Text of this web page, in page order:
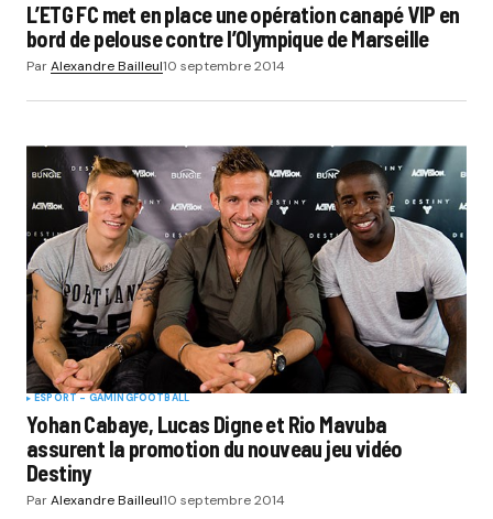
L’ETG FC met en place une opération canapé VIP en
bord de pelouse contre l’Olympique de Marseille
ParAlexandre Bailleul10 septembre 2014
ESPORT - GAMINGFOOTBALL
Yohan Cabaye, Lucas Digne et Rio Mavuba
assurent la promotion du nouveau jeu vidéo
Destiny
ParAlexandre Bailleul10 septembre 2014